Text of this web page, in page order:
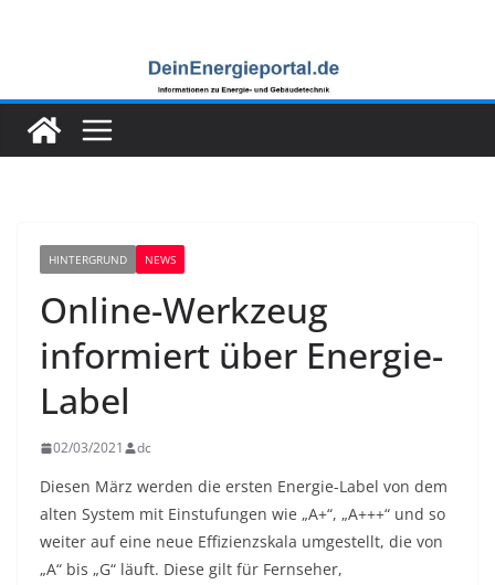
HINTERGRUND NEWS
Online-Werkzeug
informiert über Energie-
Label
02/03/2021 dc
Diesen März werden die ersten Energie-Label von dem
alten System mit Einstufungen wie „A+“, „A+++“ und so
weiter auf eine neue Effizienzskala umgestellt, die von
„A“ bis „G“ läuft. Diese gilt für Fernseher,